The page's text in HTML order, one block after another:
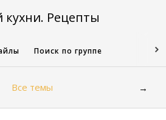
Рецепты
Поиск по группе
Все темы →